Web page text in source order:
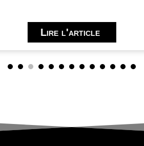
Lire l'article